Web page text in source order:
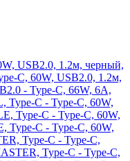
USB2.0, 1.2м, черный,
C, 60W, USB2.0, 1.2м,
- Type-C, 66W, 6A,
Type-C - Type-C, 60W,
Type-C - Type-C, 60W,
Type-C - Type-C, 60W,
Type-C - Type-C,
Type-C - Type-C,